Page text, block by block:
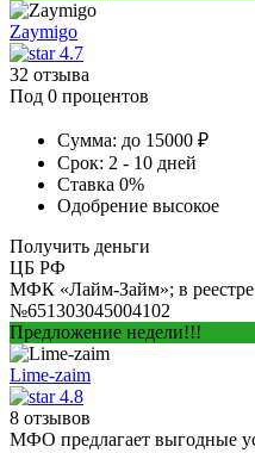
Zaymigo
4.7
32 отзыва
Под 0 процентов
Сумма: до 15000 ₽
Срок: 2 - 10 дней
Ставка 0%
Одобрение высокое
Получить деньги
ЦБ РФ
МФК «Лайм-Займ»; в
№651303045004102
Предложение недели!!!
Lime-zaim
4.8
8 отзывов
МФО предлагает выгодные